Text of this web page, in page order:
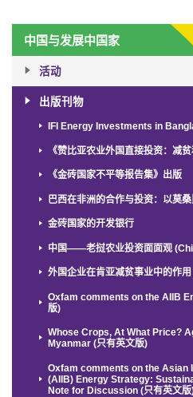
中国与发展中国家
活动
出版刊物
IFI Energy Investments in
《赞比亚农业外国直接投资：减
《金砖国家不平等报告集》出版
巴西在非洲的合作与投资：以莫
金砖国家的开发银行
中国——老挝农业投资面面观
外国企业在肯亚减贫事业中的作
Oxfam comments on the AIIB
版)
Whose Crops, At What Price?
Myanmar (只有英文版)
Oxfam comments on the
(AIIB) Energy Strategy:
Note for Discussion (只有英文版